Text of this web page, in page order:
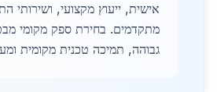
אישית, ייעוץ מקצועי, ושירותי
מתקדמים. בחירת ספק מקומי
גבוהה, תמיכה טכנית מקומית